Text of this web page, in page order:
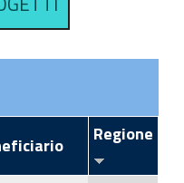
Regione